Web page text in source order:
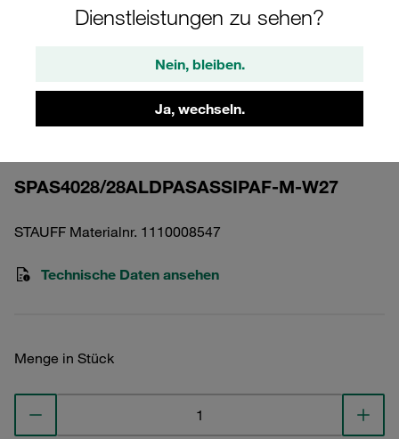
Dienstleistungen zu sehen?
Nein, bleiben.
Ja, wechseln.
Bitte beachten Sie: Das Bild dient nur zur Veranschaulichung und kann vom
tatsächlichen Produkt abweichen.
Komplettschelle Schwere Baureihe Gr.
4S Ø28mm Aluminium W27 gerippt, mit
SPAS4028/28ALDPASASSIPAF-M-W27
STAUFF Materialnr. 1110008547
Technische Daten ansehen
Menge in Stück